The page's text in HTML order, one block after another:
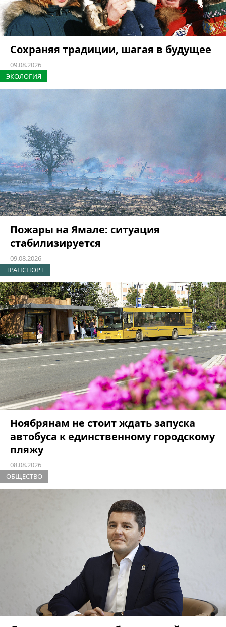
Сохраняя традиции, шагая в будущее
09.08.2026
ЭКОЛОГИЯ
Пожары на Ямале: ситуация
стабилизируется
09.08.2026
ТРАНСПОРТ
Ноябрянам не стоит ждать запуска
автобуса к единственному городскому
пляжу
08.08.2026
ОБЩЕСТВО